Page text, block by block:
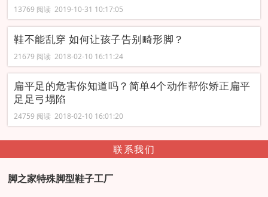
13769 阅读 2019-10-31 10:17:05
鞋不能乱穿 如何让孩子告别畸形脚？
21679 阅读 2018-02-10 16:11:24
扁平足的危害你知道吗？简单4个动作帮你矫正扁平
足足弓塌陷
24759 阅读 2018-02-10 16:01:20
联系我们
脚之家特殊脚型鞋子工厂